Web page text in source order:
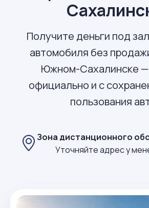
Получите деньги под
автомобиля без
Южном-Сахалинске —
официально и с
пользования
Зона дистанционного
Уточняйте адрес у